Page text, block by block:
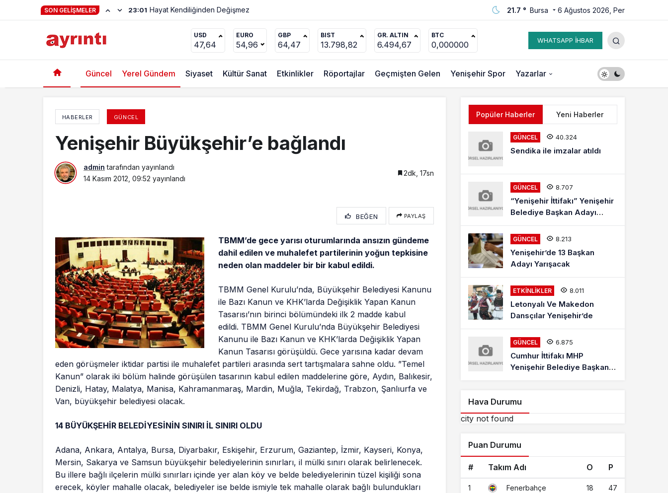
SON GELIŞMELER 21.7 ° Bursa 6 Ağustos 2026, Per
USD
47,64
EURO
54,96
GBP
64,47
BIST
13.798,82
GR. ALTIN
6.494,67
BTC
0,000000 WHATSAPP İHBAR
Güncel Yerel Gündem Siyaset Kültür Sanat Etkinlikler Röportajlar Geçmişten Gelen Yenişehir Spor Yazarlar
HABERLER GÜNCEL
Yenişehir Büyükşehir’e bağlandı
admin tarafından yayınlandı
14 Kasım 2012, 09:52 yayınlandı
2dk, 17sn
BEĞEN PAYLAŞ
TBMM’de gece yarısı oturumlarında ansızın gündeme
dahil edilen ve muhalefet partilerinin yoğun tepkisine
neden olan maddeler bir bir kabul edildi.
TBMM Genel Kurulu’nda, Büyükşehir Belediyesi Kanunu
ile Bazı Kanun ve KHK’larda Değişiklik Yapan Kanun
Tasarısı’nın birinci bölümündeki ilk 2 madde kabul
edildi. TBMM Genel Kurulu’nda Büyükşehir Belediyesi
Kanunu ile Bazı Kanun ve KHK’larda Değişiklik Yapan
Kanun Tasarısı görüşüldü. Gece yarısına kadar devam
eden görüşmeler iktidar partisi ile muhalefet partileri arasında sert tartışmalara sahne oldu. ”Temel
Kanun” olarak iki bölüm halinde görüşülen tasarının kabul edilen maddelerine göre, Aydın, Balıkesir,
Denizli, Hatay, Malatya, Manisa, Kahramanmaraş, Mardin, Muğla, Tekirdağ, Trabzon, Şanlıurfa ve
Van, büyükşehir belediyesi olacak.
14 BÜYÜKŞEHİR BELEDİYESİNİN SINIRI İL SINIRI OLDU
Adana, Ankara, Antalya, Bursa, Diyarbakır, Eskişehir, Erzurum, Gaziantep, İzmir, Kayseri, Konya,
Mersin, Sakarya ve Samsun büyükşehir belediyelerinin sınırları, il mülki sınırı olarak belirlenecek.
Bu illere bağlı ilçelerin mülki sınırları içinde yer alan köy ve belde belediyelerinin tüzel kişiliği sona
erecek, köyler mahalle olacak, belediyeler ise belde ismiyle tek mahalle olarak bağlı bulundukları
Popüler Haberler Yeni Haberler
GÜNCEL 40.324
Sendika ile imzalar atıldı
GÜNCEL 8.707
“Yenişehir İttifakı” Yenişehir
Belediye Başkan Adayı
Mehmet Kaya Röportajı
GÜNCEL 8.213
Yenişehir’de 13 Başkan
Adayı Yarışacak
ETKINLIKLER 8.011
Letonyalı Ve Makedon
Dansçılar Yenişehir’de
GÜNCEL 6.875
Cumhur İttifakı MHP
Yenişehir Belediye Başkan
Hava Durumu
city not found
Puan Durumu
# Takım Adı O P
1 Fenerbahçe 18 47
10 Kasım yemeğine yoğun ilgi